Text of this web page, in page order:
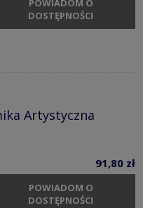
POWIADOM O
DOSTĘPNOŚCI
Artystyczna
91,80 zł
POWIADOM O
DOSTĘPNOŚCI